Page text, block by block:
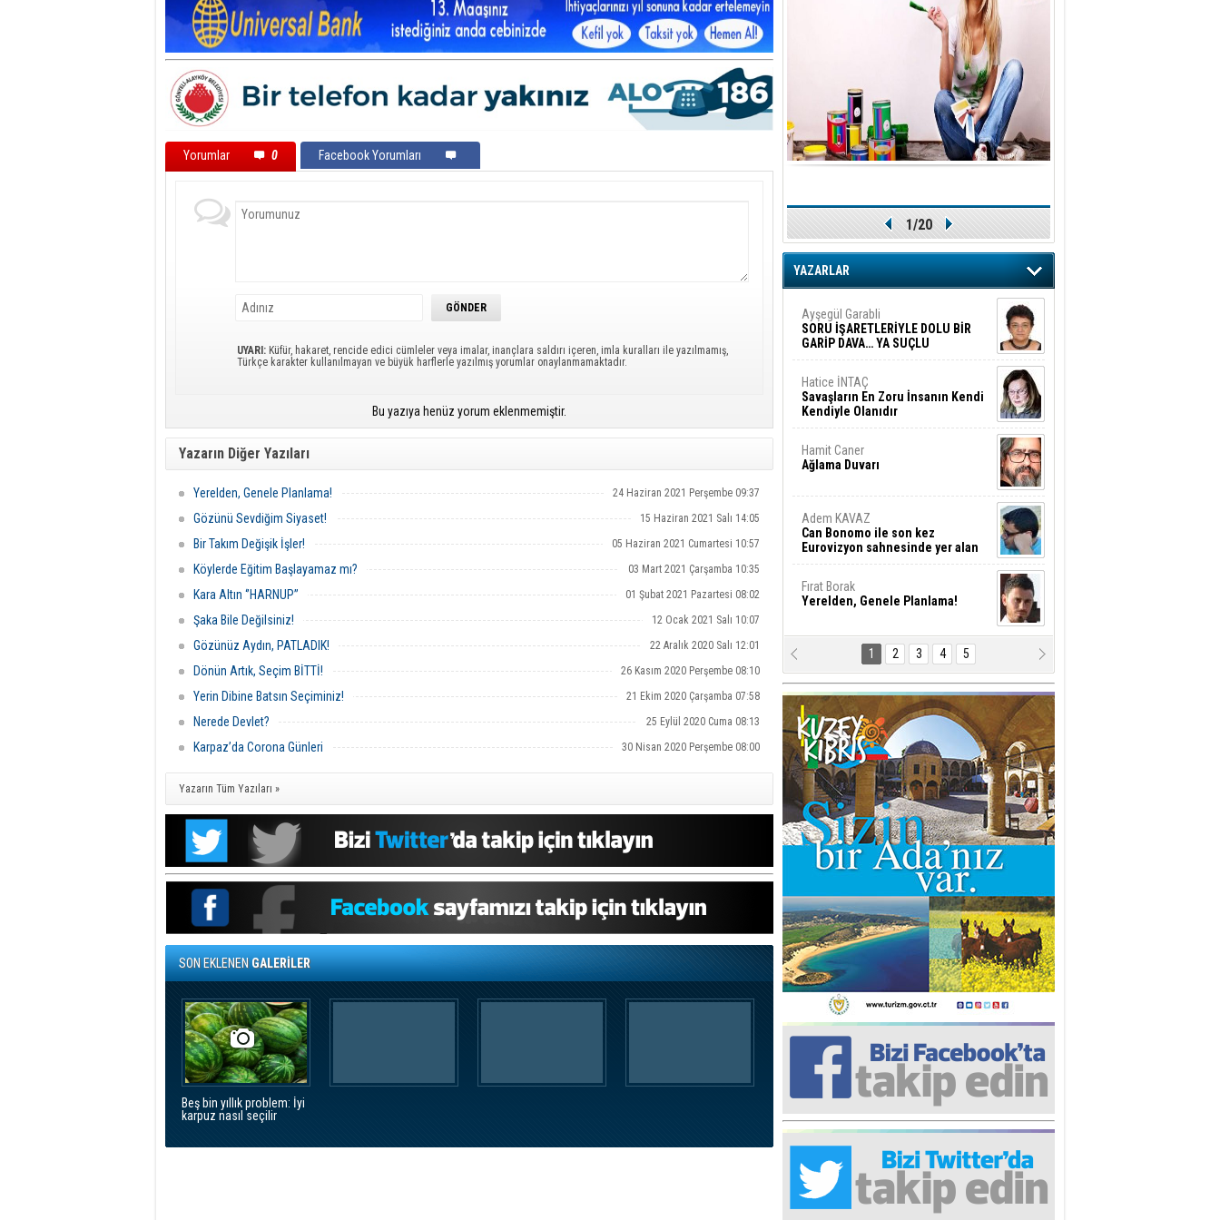
Yorumlar 0 Facebook Yorumları
UYARI: Küfür, hakaret, rencide edici cümleler veya imalar, inançlara saldırı içeren, imla kuralları ile yazılmamış,
Türkçe karakter kullanılmayan ve büyük harflerle yazılmış yorumlar onaylanmamaktadır.
Bu yazıya henüz yorum eklenmemiştir.
Yazarın Diğer Yazıları
Yerelden, Genele Planlama! 24 Haziran 2021 Perşembe 09:37
Gözünü Sevdiğim Siyaset! 15 Haziran 2021 Salı 14:05
Bir Takım Değişik İşler! 05 Haziran 2021 Cumartesi 10:57
Köylerde Eğitim Başlayamaz mı? 03 Mart 2021 Çarşamba 10:35
Kara Altın ‘’HARNUP’’ 01 Şubat 2021 Pazartesi 08:02
Şaka Bile Değilsiniz! 12 Ocak 2021 Salı 10:07
Gözünüz Aydın, PATLADIK! 22 Aralık 2020 Salı 12:01
Dönün Artık, Seçim BİTTİ! 26 Kasım 2020 Perşembe 08:10
Yerin Dibine Batsın Seçiminiz! 21 Ekim 2020 Çarşamba 07:58
Nerede Devlet? 25 Eylül 2020 Cuma 08:13
Karpaz’da Corona Günleri 30 Nisan 2020 Perşembe 08:00
Yazarın Tüm Yazıları »
SON EKLENENGALERİLER
Beş bin yıllık problem: İyi
karpuz nasıl seçilir
1/20
YAZARLAR
Ayşegül Garabli
SORU İŞARETLERİYLE DOLU BİR
GARİP DAVA… YA SUÇLU
DEĞİLSE???
Hatice İNTAÇ
Savaşların En Zoru İnsanın Kendi
Kendiyle Olanıdır
Hamit Caner
Ağlama Duvarı
Adem KAVAZ
Can Bonomo ile son kez
Eurovizyon sahnesinde yer alan
Türkiye 10 yıl aradan sonra
Fırat Borak
Yerelden, Genele Planlama!
Erkut YILMABAŞAR
Bayrak tartışmaları ve ihalesiz
işler!
Arif Alasya
2015 SONRASI VE AKINCI.
Fatma Baysal
SURLAR İÇİ’NDE KOLAYDIR ÖLMEK
Ediz TUNCEL
Göz göre göre…
Taner ULUTAŞ
İnşallah St. Lois ile Hakkaido
Adası gibi olmayız !...
Ali KİŞMİR
FIRSAT VE KORKU
Turgut ÇALICI
İki Lakırdı da benden!
Yrd. Doç. Ercan HOŞKARA
Yatırım Yapmazsan Var Olamazsın:
Hedefteki Kurum Kıb-Tek
Rana Sarro
Başıma gelen skandal olayı
1 2 3 4 5